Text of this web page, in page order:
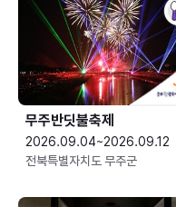
무주반딧불축제
2026.09.04~2026.09.12
전북특별자치도 무주군